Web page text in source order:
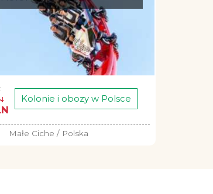
Kolonie i obozy w Polsce
Małe Ciche / Polska